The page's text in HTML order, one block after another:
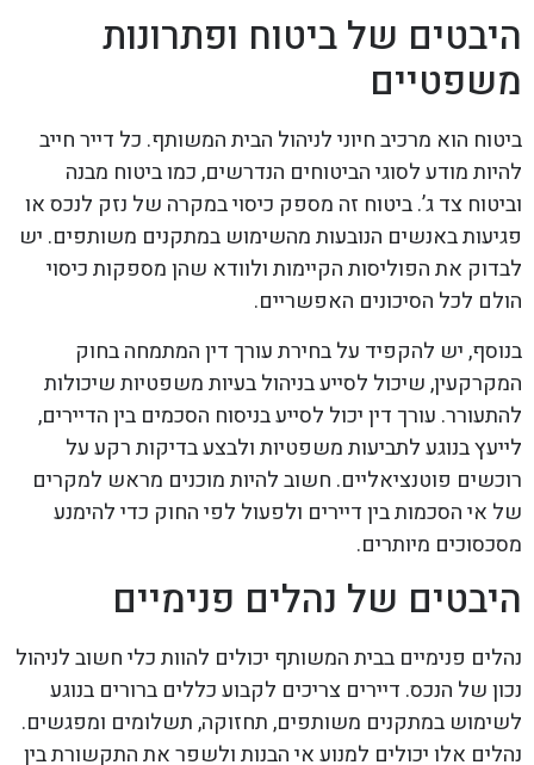
היבטים של ביטוח ופתרונות
משפטיים
ביטוח הוא מרכיב חיוני לניהול הבית המשותף. כל דייר חייב
להיות מודע לסוגי הביטוחים הנדרשים, כמו ביטוח מבנה
וביטוח צד ג’. ביטוח זה מספק כיסוי במקרה של נזק לנכס או
פגיעות באנשים הנובעות מהשימוש במתקנים משותפים. יש
לבדוק את הפוליסות הקיימות ולוודא שהן מספקות כיסוי
הולם לכל הסיכונים האפשריים.
בנוסף, יש להקפיד על בחירת עורך דין המתמחה בחוק
המקרקעין, שיכול לסייע בניהול בעיות משפטיות שיכולות
להתעורר. עורך דין יכול לסייע בניסוח הסכמים בין הדיירים,
לייעץ בנוגע לתביעות משפטיות ולבצע בדיקות רקע על
רוכשים פוטנציאליים. חשוב להיות מוכנים מראש למקרים
של אי הסכמות בין דיירים ולפעול לפי החוק כדי להימנע
מסכסוכים מיותרים.
היבטים של נהלים פנימיים
נהלים פנימיים בבית המשותף יכולים להוות כלי חשוב לניהול
נכון של הנכס. דיירים צריכים לקבוע כללים ברורים בנוגע
לשימוש במתקנים משותפים, תחזוקה, תשלומים ומפגשים.
נהלים אלו יכולים למנוע אי הבנות ולשפר את התקשורת בין